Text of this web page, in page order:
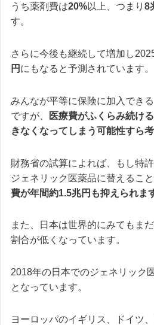
うち薬剤費は20%以上、つまり 8
す。
さらに今後も継続して増加し
円 にもなると予測されています。
みんなが平等に保険に加入でき
ですが、
医療費がふくらみ続け
きなくなってしまう可能性すら考
財務省の試算によれば、もし特
ジェネリック医薬品に替えること
費が年間約1.5兆円も抑えられま
また、日本は世界的にみてもま
割合が低くなっています。
2018年の日本でのジェネリック
となっています。
ヨーロッパのイギリス、ドイツ